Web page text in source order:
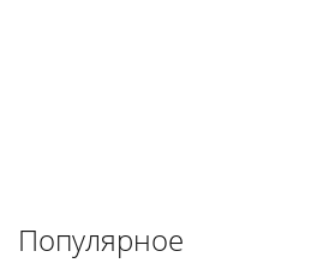
Популярное